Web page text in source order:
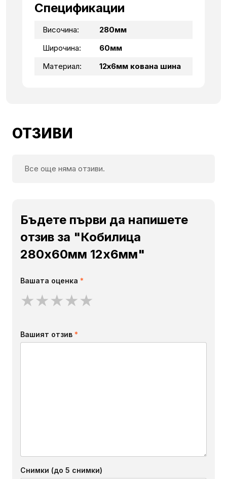
Спецификации
Височина:
280мм
Широчина:
60мм
Материал:
12х6мм кована шина
ОТЗИВИ
Все още няма отзиви.
Бъдете първи да напишете
отзив за "Кобилица
280х60мм 12х6мм"
Вашата оценка *
★★★★★
Вашият отзив *
Снимки (до 5 снимки)